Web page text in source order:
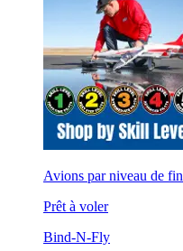
Avions par niveau de
Prêt à voler
Bind-N-Fly